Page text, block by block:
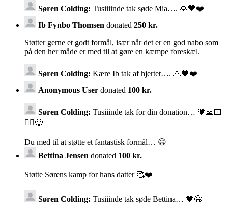
Søren Colding: Tusiiiinde tak søde Mia…. 🙏🧡❤️
Ib Fynbo Thomsen donated 250 kr.
Støtter gerne et godt formål, især når det er en god nabo som
på den her måde er med til at gøre en kæmpe foreskæl.
Søren Colding: Kære Ib tak af hjertet…. 🙏🧡❤️
Anonymous User donated 100 kr.
Søren Colding: Tusiiinde tak for din donation… 🧡🙏🏻
🚴‍♂️😃
Du med til at støtte et fantastisk formål… 😃
Bettina Jensen donated 100 kr.
Støtte Sørens kamp for hans datter 🥰❤️
Søren Colding: Tusiiinde tak søde Bettina… 🧡😃